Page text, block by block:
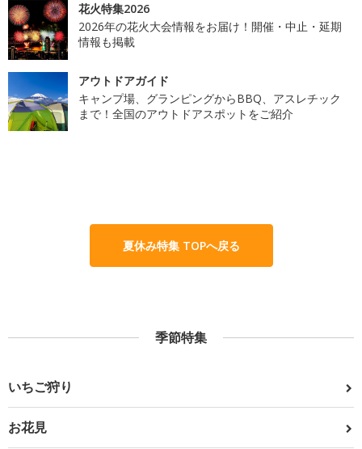
花火特集2026
2026年の花火大会情報をお届け！開催・中止・延期
情報も掲載
アウトドアガイド
キャンプ場、グランピングからBBQ、アスレチック
まで！全国のアウトドアスポットをご紹介
夏休み特集 TOPへ戻る
季節特集
いちご狩り
お花見